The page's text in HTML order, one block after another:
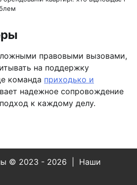
правовыми вызовами,
на поддержку
команда приходько и
надежное сопровождение
к каждому делу.
© 2023 - 2026 | Наши